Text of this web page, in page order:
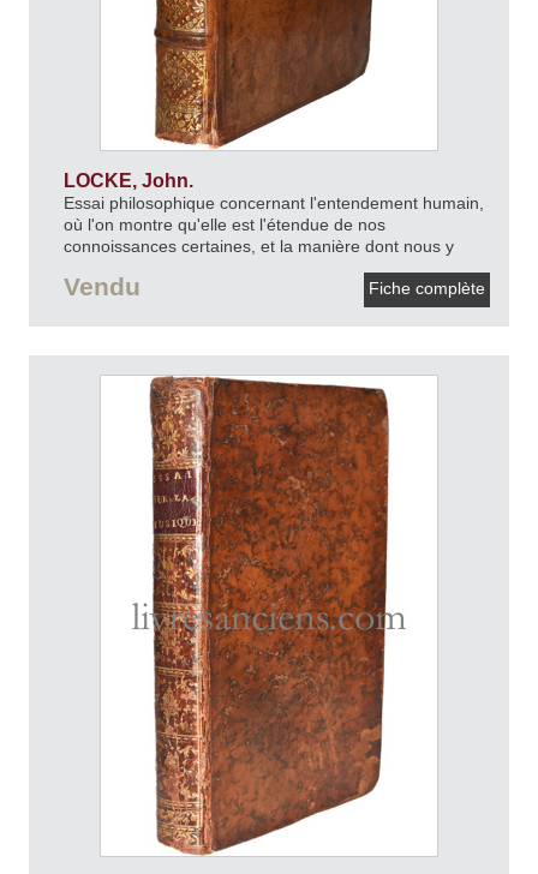
LOCKE, John.
Essai philosophique concernant l'entendement humain,
où l'on montre qu'elle est l'étendue de nos
connoissances certaines, et la manière dont nous y
Vendu Fiche complète